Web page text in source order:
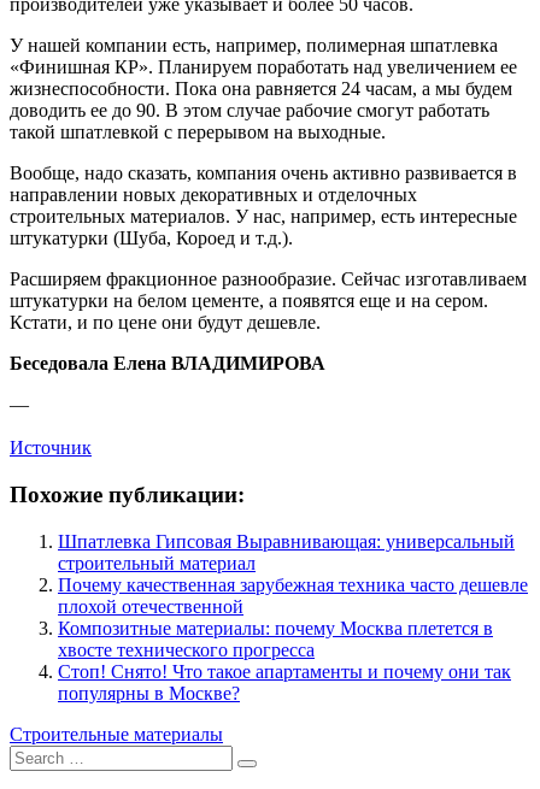
производителей уже указывает и более 50 часов.
У нашей компании есть, например, полимерная шпатлевка
«Финишная КР». Планируем поработать над увеличением ее
жизнеспособности. Пока она равняется 24 часам, а мы будем
доводить ее до 90. В этом случае рабочие смогут работать
такой шпатлевкой с перерывом на выходные.
Вообще, надо сказать, компания очень активно развивается в
направлении новых декоративных и отделочных
строительных материалов. У нас, например, есть интересные
штукатурки (Шуба, Короед и т.д.).
Расширяем фракционное разнообразие. Сейчас изготавливаем
штукатурки на белом цементе, а появятся еще и на сером.
Кстати, и по цене они будут дешевле.
Беседовала Елена ВЛАДИМИРОВА
—
Источник
Похожие публикации:
Шпатлевка Гипсовая Выравнивающая: универсальный
строительный материал
Почему качественная зарубежная техника часто дешевле
плохой отечественной
Композитные материалы: почему Москва плетется в
хвосте технического прогресса
Стоп! Снято! Что такое апартаменты и почему они так
популярны в Москве?
Строительные материалы
Search
for: